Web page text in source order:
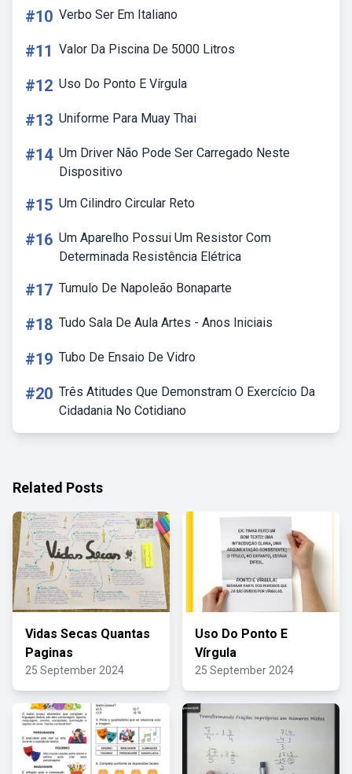
#10 Verbo Ser Em Italiano
#11 Valor Da Piscina De 5000 Litros
#12 Uso Do Ponto E Vírgula
#13 Uniforme Para Muay Thai
#14 Um Driver Não Pode Ser Carregado Neste
Dispositivo
#15 Um Cilindro Circular Reto
#16 Um Aparelho Possui Um Resistor Com
Determinada Resistência Elétrica
#17 Tumulo De Napoleão Bonaparte
#18 Tudo Sala De Aula Artes - Anos Iniciais
#19 Tubo De Ensaio De Vidro
#20 Três Atitudes Que Demonstram O Exercício Da
Cidadania No Cotidiano
Related Posts
Vidas Secas Quantas
Paginas
25 September 2024
Uso Do Ponto E
Vírgula
25 September 2024